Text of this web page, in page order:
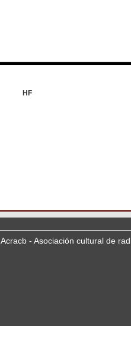
HF
Acracb - Asociación cultural de